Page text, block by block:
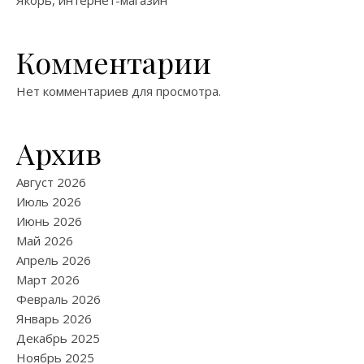
Комментарии
Нет комментариев для просмотра.
Архив
Август 2026
Июль 2026
Июнь 2026
Май 2026
Апрель 2026
Март 2026
Февраль 2026
Январь 2026
Декабрь 2025
Ноябрь 2025